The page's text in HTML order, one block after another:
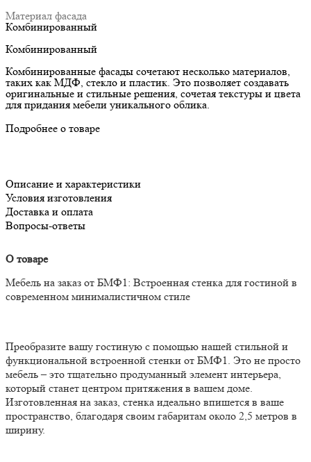
Материал фасада
Комбинированный
Комбинированный
Комбинированные фасады сочетают несколько материалов,
таких как МДФ, стекло и пластик. Это позволяет создавать
оригинальные и стильные решения, сочетая текстуры и цвета
для придания мебели уникального облика.
Подробнее о товаре
Описание и характеристики
Условия изготовления
Доставка и оплата
Вопросы-ответы
О товаре
Мебель на заказ от БМФ1: Встроенная стенка для гостиной в
современном минималистичном стиле
Преобразите вашу гостиную с помощью нашей стильной и
функциональной встроенной стенки от БМФ1. Это не просто
мебель – это тщательно продуманный элемент интерьера,
который станет центром притяжения в вашем доме.
Изготовленная на заказ, стенка идеально впишется в ваше
пространство, благодаря своим габаритам около 2,5 метров в
ширину.